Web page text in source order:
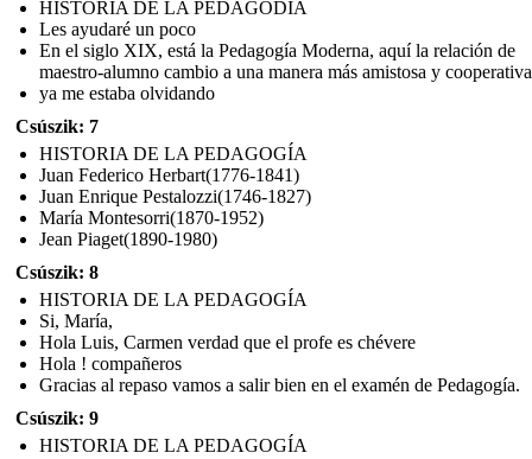
HISTORIA DE LA PEDAGODÍA
Les ayudaré un poco
En el siglo XIX, está la Pedagogía Moderna, aquí la relación de
maestro-alumno cambio a una manera más amistosa y
ya me estaba olvidando
Csúszik: 7
HISTORIA DE LA PEDAGOGÍA
Juan Federico Herbart(1776-1841)
Juan Enrique Pestalozzi(1746-1827)
María Montesorri(1870-1952)
Jean Piaget(1890-1980)
Csúszik: 8
HISTORIA DE LA PEDAGOGÍA
Si, María,
Hola Luis, Carmen verdad que el profe es chévere
Hola ! compañeros
Gracias al repaso vamos a salir bien en el examén de Pedagogía.
Csúszik: 9
HISTORIA DE LA PEDAGOGÍA